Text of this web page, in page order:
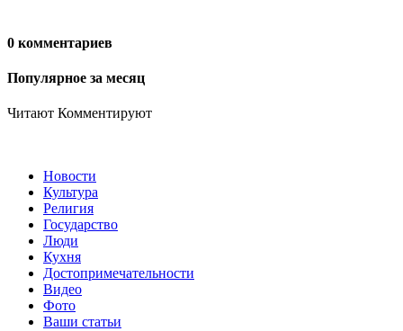
0 комментариев
Популярное за месяц
Читают Комментируют
Новости
Культура
Религия
Государство
Люди
Кухня
Достопримечательности
Видео
Фото
Ваши статьи